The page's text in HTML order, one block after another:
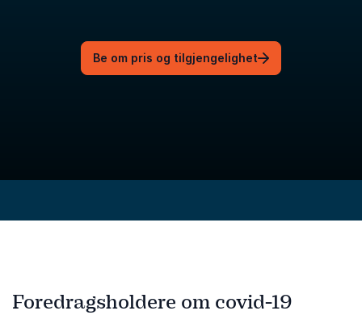
Be om pris og tilgjengelighet
Foredragsholdere om covid-19